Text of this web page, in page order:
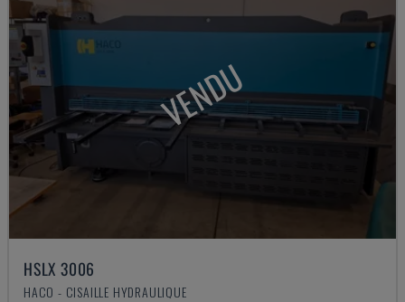
VENDU
HSLX 3006
HACO - CISAILLE HYDRAULIQUE